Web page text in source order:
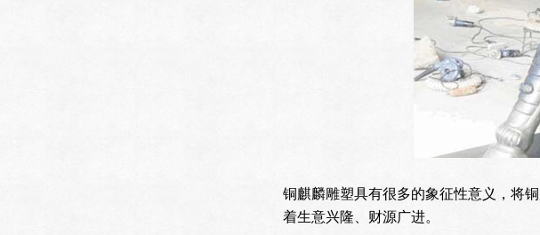
铜麒麟雕塑具有很多的象征性意义，将
着生意兴隆、财源广进。